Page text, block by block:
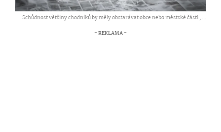
Schůdnost většiny chodníků by měly obstarávat obce nebo městské části ,...